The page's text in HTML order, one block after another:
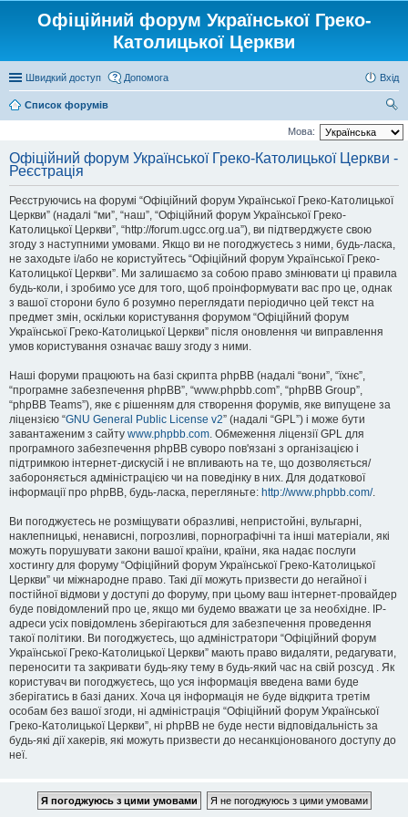
Офіційний форум Української Греко-
Католицької Церкви
Швидкий доступ Допомога Вхід
Список форумів
ош
Мова:
Офіційний форум Української Греко-Католицької Церкви -
Реєстрація
Реєструючись на форумі “Офіційний форум Української Греко-Католицької
Церкви” (надалі “ми”, “наш”, “Офіційний форум Української Греко-
Католицької Церкви”, “http://forum.ugcc.org.ua”), ви підтверджуєте свою
згоду з наступними умовами. Якщо ви не погоджуєтесь з ними, будь-ласка,
не заходьте і/або не користуйтесь “Офіційний форум Української Греко-
Католицької Церкви”. Ми залишаємо за собою право змінювати ці правила
будь-коли, і зробимо усе для того, щоб проінформувати вас про це, однак
з вашої сторони було б розумно переглядати періодично цей текст на
предмет змін, оскільки користування форумом “Офіційний форум
Української Греко-Католицької Церкви” після оновлення чи виправлення
умов користування означає вашу згоду з ними.
Наші форуми працюють на базі скрипта phpBB (надалі “вони”, “їхнє”,
“програмне забезпечення phpBB”, “www.phpbb.com”, “phpBB Group”,
“phpBB Teams”), яке є рішенням для створення форумів, яке випущене за
ліцензією “GNU General Public License v2” (надалі “GPL”) і може бути
завантаженим з сайту www.phpbb.com. Обмеження ліцензії GPL для
програмного забезпечення phpBB суворо пов'язані з організацією і
підтримкою інтернет-дискусій і не впливають на те, що дозволяється/
забороняється адміністрацією чи на поведінку в них. Для додаткової
інформації про phpBB, будь-ласка, перегляньте: http://www.phpbb.com/.
Ви погоджуєтесь не розміщувати образливі, непристойні, вульгарні,
наклепницькі, ненависні, погрозливі, порнографічні та інші матеріали, які
можуть порушувати закони вашої країни, країни, яка надає послуги
хостингу для форуму “Офіційний форум Української Греко-Католицької
Церкви” чи міжнародне право. Такі дії можуть призвести до негайної і
постійної відмови у доступі до форуму, при цьому ваш інтернет-провайдер
буде повідомлений про це, якщо ми будемо вважати це за необхідне. IP-
адреси усіх повідомлень зберігаються для забезпечення проведення
такої політики. Ви погоджуєтесь, що адміністратори “Офіційний форум
Української Греко-Католицької Церкви” мають право видаляти, редагувати,
переносити та закривати будь-яку тему в будь-який час на свій розсуд . Як
користувач ви погоджуєтесь, що уся інформація введена вами буде
зберігатись в базі даних. Хоча ця інформація не буде відкрита третім
особам без вашої згоди, ні адміністрація “Офіційний форум Української
Греко-Католицької Церкви”, ні phpBB не буде нести відповідальність за
будь-які дії хакерів, які можуть призвести до несанкціонованого доступу до
неї.